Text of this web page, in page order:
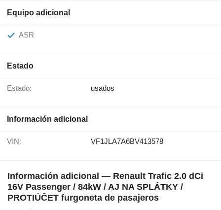
Equipo adicional
ASR
Estado
Estado: usados
Información adicional
VIN: VF1JLA7A6BV413578
Información adicional — Renault Trafic 2.0 dCi
16V Passenger / 84kW / AJ NA SPLÁTKY /
PROTIÚČET furgoneta de pasajeros